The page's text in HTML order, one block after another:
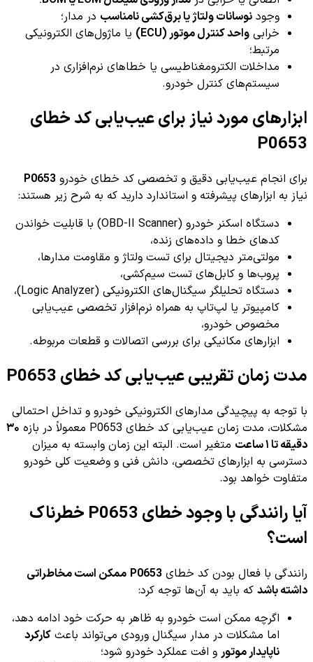
وجود نوسانات ولتاژ یا برق‌کشی نامناسب در مدار؛
خرابی واحد کنترل موتور (ECU)
یا ماژول‌های الکترونیکی
مرتبط؛
مداخلات الکترومغناطیسی یا خطاهای نرم‌افزاری در
سیستم‌های کنترل خودرو.
ابزارهای مورد نیاز برای عیب‌یابی کد خطای
P0653
برای انجام عیب‌یابی دقیق و تخصصی کد خطای خودرو P0653
نیاز به ابزارهای پیشرفته و استاندارد دارید که به شرح زیر هستند:
دستگاه اسکنر خودرو (OBD-II Scanner) با قابلیت خواندن
کدهای خطا و داده‌های زنده،
مولتی‌متر دیجیتال برای تست ولتاژ و مقاومت مدارها،
پروب‌ها و کابل‌های تست سیم‌کشی،
دستگاه تحلیلگر سیگنال‌های الکترونیکی (Logic Analyzer)،
کامپیوتر یا لپ‌تاپ به همراه نرم‌افزار تخصصی عیب‌یابی
مخصوص خودرو،
ابزارهای مکانیکی برای بررسی اتصالات و قطعات مربوطه.
مدت زمان تقریبی عیب‌یابی کد خطای P0653
با توجه به پیچیدگی مدارهای الکترونیکی خودرو و تداخل احتمالی
مشکلات، مدت زمان عیب‌یابی کد خطای P0653 معمولاً در بازه
۳۰
دقیقه تا ۱ ساعت
متغیر است. البته این زمان وابسته به میزان
دسترسی به ابزارهای تخصصی، دانش فنی و وضعیت کلی خودرو
متفاوت خواهد بود.
آیا رانندگی با وجود خطای P0653 خطرناک
است؟
رانندگی با فعال بودن کد خطای P0653 ممکن است مخاطراتی
داشته باشد که باید به آن‌ها توجه کرد:
اگرچه ممکن است خودرو به ظاهر به حرکت خود ادامه دهد،
اما مشکلات در مدار سیگنال ورودی می‌تواند باعث کارکرد
ناپایدار موتور و افت عملکرد خودرو شود؛